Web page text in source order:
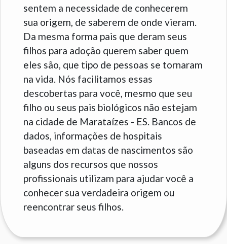
sentem a necessidade de conhecerem
sua origem, de saberem de onde vieram.
Da mesma forma pais que deram seus
filhos para adoção querem saber quem
eles são, que tipo de pessoas se tornaram
na vida. Nós facilitamos essas
descobertas para você, mesmo que seu
filho ou seus pais biológicos não estejam
na cidade de Marataízes - ES. Bancos de
dados, informações de hospitais
baseadas em datas de nascimentos são
alguns dos recursos que nossos
profissionais utilizam para ajudar você a
conhecer sua verdadeira origem ou
reencontrar seus filhos.